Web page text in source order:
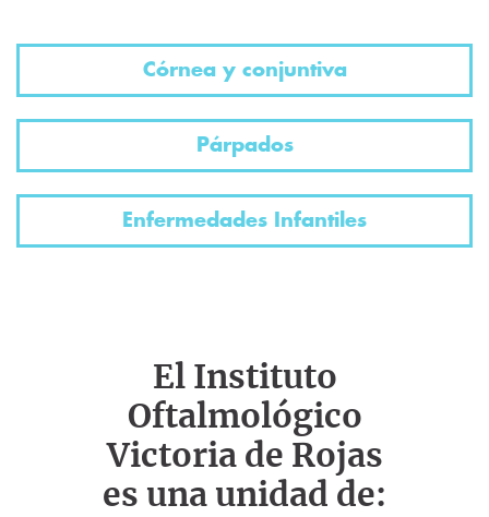
Córnea y conjuntiva
Párpados
Enfermedades Infantiles
El Instituto
Oftalmológico
Victoria de Rojas
es una unidad de: